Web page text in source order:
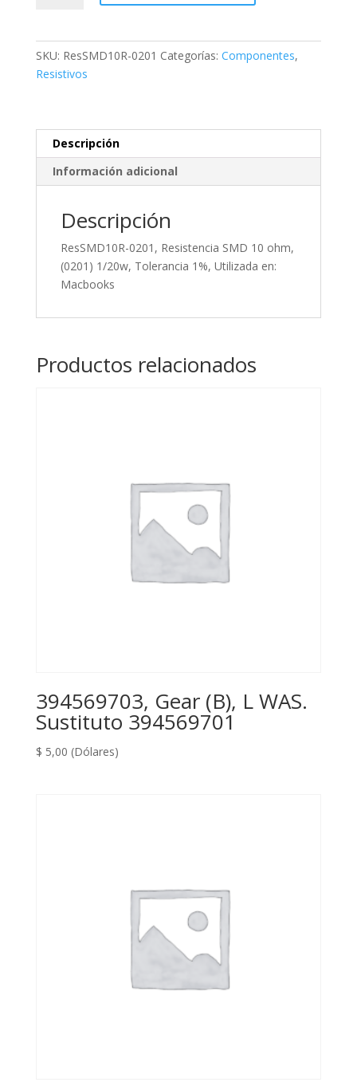
1%,
Utilizada
cantidad
SKU: ResSMD10R-0201 Categorías: Componentes,
Resistivos
Descripción
Información adicional
Descripción
ResSMD10R-0201, Resistencia SMD 10 ohm,
(0201) 1/20w, Tolerancia 1%, Utilizada en:
Macbooks
Productos relacionados
394569703, Gear (B), L WAS.
Sustituto 394569701
$ 5,00 (Dólares)